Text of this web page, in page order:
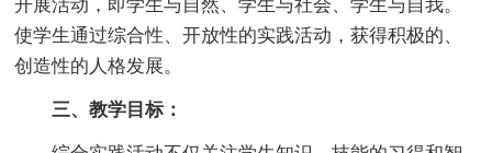
开展活动，即学生与自然、学生与社会、学生与自我。
使学生通过综合性、开放性的实践活动，获得积极的、
创造性的人格发展。
三、教学目标：